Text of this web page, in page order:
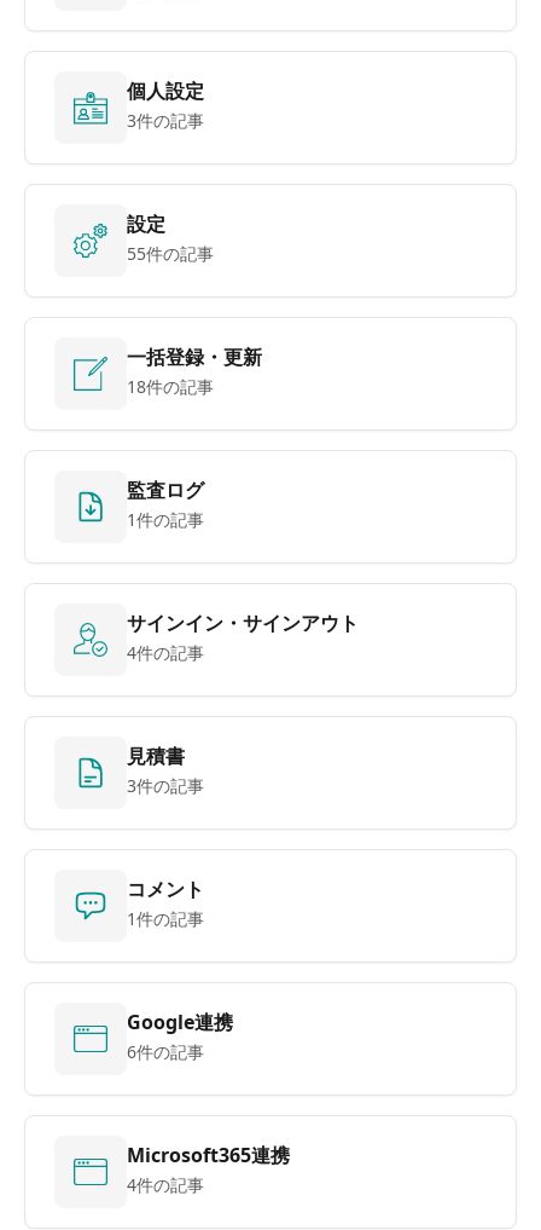
個人設定
3件の記事
設定
55件の記事
一括登録・更新
18件の記事
監査ログ
1件の記事
サインイン・サインアウト
4件の記事
見積書
3件の記事
コメント
1件の記事
Google連携
6件の記事
Microsoft365連携
4件の記事